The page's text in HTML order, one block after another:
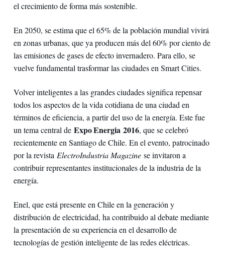
el crecimiento de forma más sostenible.
En 2050, se estima que el 65% de la población mundial vivirá
en zonas urbanas, que ya producen más del 60% por ciento de
las emisiones de gases de efecto invernadero. Para ello, se
vuelve fundamental trasformar las ciudades en Smart Cities.
Volver inteligentes a las grandes ciudades significa repensar
todos los aspectos de la vida cotidiana de una ciudad en
términos de eficiencia, a partir del uso de la energía. Este fue
un tema central de Expo Energia 2016, que se celebró
recientemente en Santiago de Chile. En el evento, patrocinado
por la revista ElectroIndustria Magazinese invitaron a
contribuir representantes institucionales de la industria de la
energía.
Enel, que está presente en Chile en la generación y
distribución de electricidad, ha contribuido al debate mediante
la presentación de su experiencia en el desarrollo de
tecnologías de gestión inteligente de las redes eléctricas.